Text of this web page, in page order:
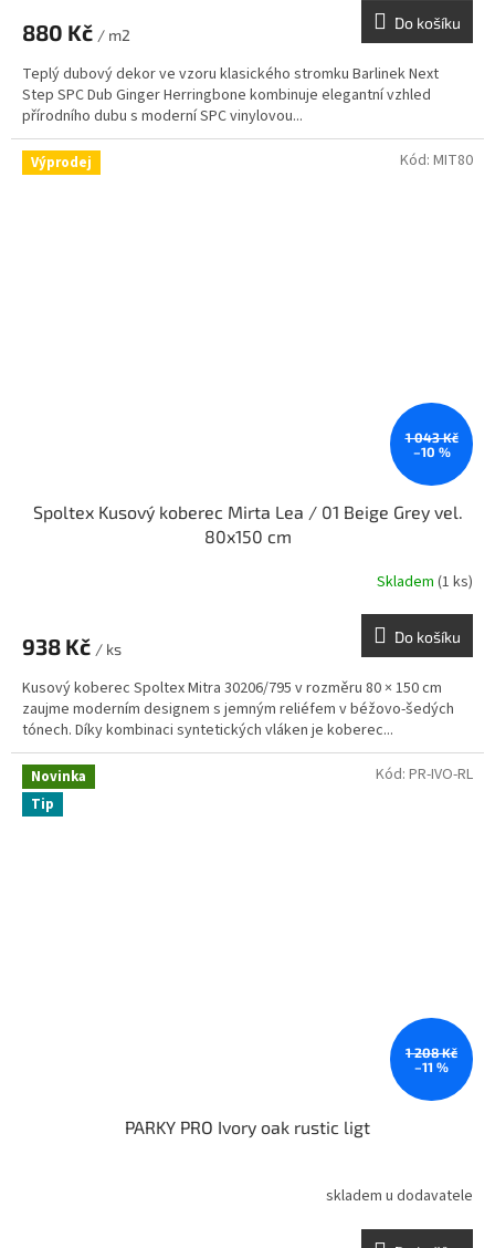
880 Kč / m2
Do košíku
Teplý dubový dekor ve vzoru klasického stromku Barlinek Next
Step SPC Dub Ginger Herringbone kombinuje elegantní vzhled
přírodního dubu s moderní SPC vinylovou...
Výprodej
1 043 Kč
–10 %
Spoltex Kusový koberec Mirta Lea / 01 Beige Grey vel.
80x150 cm
Skladem (1 ks)
938 Kč / ks
Do košíku
Kusový koberec Spoltex Mitra 30206/795 v rozměru 80 × 150 cm
zaujme moderním designem s jemným reliéfem v béžovo-šedých
tónech. Díky kombinaci syntetických vláken je koberec...
Kód: MIT80
Novinka
Tip
1 208 Kč
–11 %
PARKY PRO Ivory oak rustic ligt
skladem u dodavatele
Kód: PR-IVO-RL